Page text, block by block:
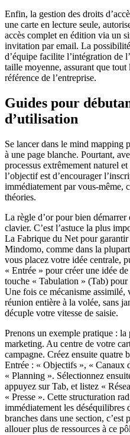
Enfin, la gestion des droits
une carte en lecture seule,
accès complet en édition via un
invitation par email. La
d’équipe facilite l’intégration de
taille moyenne, assurant que tout
référence de l’entreprise.
Guides pour
d’utilisation
Se lancer dans le mind mapping
à une page blanche. Pourtant,
processus extrêmement naturel
l’objectif est d’encourager
immédiatement par vous-même,
théories.
La règle d’or pour bien
clavier. C’est l’astuce la plus
La Fabrique du Net pour
Mindomo, comme dans la
vous placez votre idée centrale,
« Entrée » pour créer une idée
touche « Tabulation » (Tab)
Une fois ce mécanisme
réunion entière à la volée, sans
décuple votre vitesse de saisie.
Prenons un exemple pratique : la
marketing. Au centre de votre
campagne. Créez ensuite quatre
Entrée : « Objectifs », « Canaux
« Planning ». Sélectionnez
appuyez sur Tab, et listez «
« Presse ». Cette structuration
immédiatement les déséquilibres
branches dans une section,
allouer plus de ressources à ce